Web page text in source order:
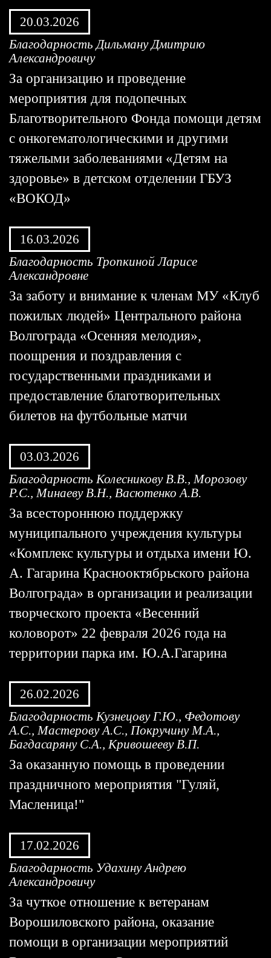
20.03.2026
Благодарность Дильману Дмитрию
Александровичу
За организацию и проведение
мероприятия для подопечных
Благотворительного Фонда помощи детям
с онкогематологическими и другими
тяжелыми заболеваниями «Детям на
здоровье» в детском отделении ГБУЗ
«ВОКОД»
16.03.2026
Благодарность Тропкиной Ларисе
Александровне
За заботу и внимание к членам МУ «Клуб
пожилых людей» Центрального района
Волгограда «Осенняя мелодия»,
поощрения и поздравления с
государственными праздниками и
предоставление благотворительных
билетов на футбольные матчи
03.03.2026
Благодарность Колесникову В.В., Морозову
Р.С., Минаеву В.Н., Васютенко А.В.
За всестороннюю поддержку
муниципального учреждения культуры
«Комплекс культуры и отдыха имени Ю.
А. Гагарина Краснооктябрьского района
Волгограда» в организации и реализации
творческого проекта «Весенний
коловорот» 22 февраля 2026 года на
территории парка им. Ю.А.Гагарина
26.02.2026
Благодарность Кузнецову Г.Ю., Федотову
А.С., Мастерову А.С., Покручину М.А.,
Багдасаряну С.А., Кривошееву В.П.
За оказанную помощь в проведении
праздничного мероприятия "Гуляй,
Масленица!"
17.02.2026
Благодарность Удахину Андрею
Александровичу
За чуткое отношение к ветеранам
Ворошиловского района, оказание
помощи в организации мероприятий